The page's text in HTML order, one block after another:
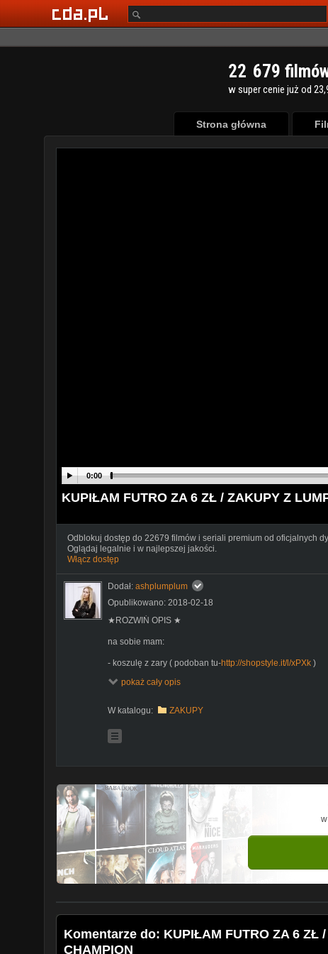
22 679
w super cenie już od
Strona główna
0:00
KUPIŁAM FUTRO ZA 6 ZŁ / ZAKUPY Z
Odblokuj dostęp do 22679 filmów i seriali premium od oficjalnych
Oglądaj legalnie i w najlepszej jakości.
Włącz dostęp
Dodał: ashplumplum
Opublikowano: 2018-02-18
★ROZWIŃ OPIS ★
na sobie mam:
- koszulę z zary ( podoban tu-http://shopstyle.it/l/xPXk )
-oczy pomalowałam tą paletką (
Kanał Kasi: https://www.youtube.com/channel/
wpisy z jeansami levis:
★ WSPÓŁPRACE/COLLAB: ashplumplum@gmail.com
★ INSTAGRAM:https://www.instagram.com/ashplumplum
★ BLOG:
http://www.ashplumplum.com
★ SNPACHAT: ashplumplum
★ FACEBOOK:https://www.facebook.com/
Do zobaczenia w kolejnym filmiku :)
pokaż cały opis
W katalogu: ZAKUPY
Komentarze do: KUPIŁAM FUTRO ZA 6 ZŁ
CHAMPION